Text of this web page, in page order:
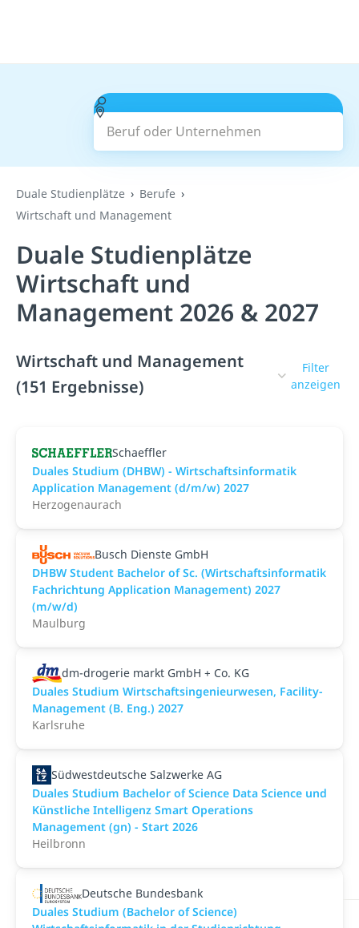
Beruf oder Unternehmen
Suchen
Duale Studienplätze
Berufe
Wirtschaft und Management
Duale Studienplätze
Wirtschaft und
Management 2026 & 2027
Wirtschaft und Management
(151 Ergebnisse)
Filter
anzeigen
Schaeffler
Duales Studium (DHBW) - Wirtschaftsinformatik
Application Management (d/m/w) 2027
Herzogenaurach
Busch Dienste GmbH
DHBW Student Bachelor of Sc. (Wirtschaftsinformatik
Fachrichtung Application Management) 2027
(m/w/d)
Maulburg
dm-drogerie markt GmbH + Co. KG
Duales Studium Wirtschaftsingenieurwesen, Facility-
Management (B. Eng.) 2027
Karlsruhe
Südwestdeutsche Salzwerke AG
Duales Studium Bachelor of Science Data Science und
Künstliche Intelligenz Smart Operations
Management (gn) - Start 2026
Heilbronn
Deutsche Bundesbank
Duales Studium (Bachelor of Science)